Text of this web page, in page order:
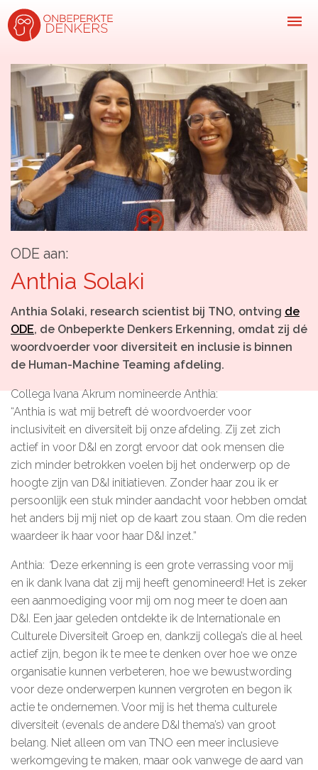
Inspiratie
Kijk-, lees- & luistertips
Mini- docu’s
Ode galerij
Podcasts: serie open gesprekken
Kom in actie
Microlearnings
Ontwikkeltraject Onbeperkt Talent
Ver- en vooroordelencheck
De Teamaanpak
De Escaperoom
Bekijk volledig overzicht
Sluit je ook aan
De beweging in cijfers
De kalender
Over ons
Deelnemers & allianties
Updates & nieuws
ODE aan:
Anthia Solaki
Anthia Solaki, research scientist bij TNO, ontving de
ODE, de Onbeperkte Denkers Erkenning, omdat zij dé
woordvoerder voor diversiteit en inclusie is binnen
de Human-Machine Teaming afdeling.
Collega Ivana Akrum nomineerde Anthia:
“Anthia is wat mij betreft dé woordvoerder voor
inclusiviteit en diversiteit bij onze afdeling. Zij zet zich
actief in voor D&I en zorgt ervoor dat ook mensen die
zich minder betrokken voelen bij het onderwerp op de
hoogte zijn van D&I initiatieven. Zonder haar zou ik er
persoonlijk een stuk minder aandacht voor hebben omdat
het anders bij mij niet op de kaart zou staan. Om die reden
waardeer ik haar voor haar D&I inzet.”
Anthia: “Deze erkenning is een grote verrassing voor mij
en ik dank Ivana dat zij mij heeft genomineerd! Het is zeker
een aanmoediging voor mij om nog meer te doen aan
D&I. Een jaar geleden ontdekte ik de Internationale en
Culturele Diversiteit Groep en, dankzij collega’s die al heel
actief zijn, begon ik te mee te denken over hoe we onze
organisatie kunnen verbeteren, hoe we bewustwording
voor deze onderwerpen kunnen vergroten en begon ik
actie te ondernemen. Voor mij is het thema culturele
diversiteit (evenals de andere D&I thema’s) van groot
belang. Niet alleen om van TNO een meer inclusieve
werkomgeving te maken, maar ook vanwege de aard van